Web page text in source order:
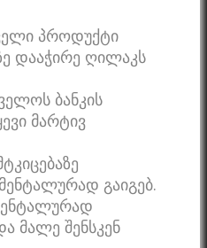
პროდუქტი
დააჭირე ღილაკს
ბანკის
მარტივ
გაიგებ.
მალე შენსკენ